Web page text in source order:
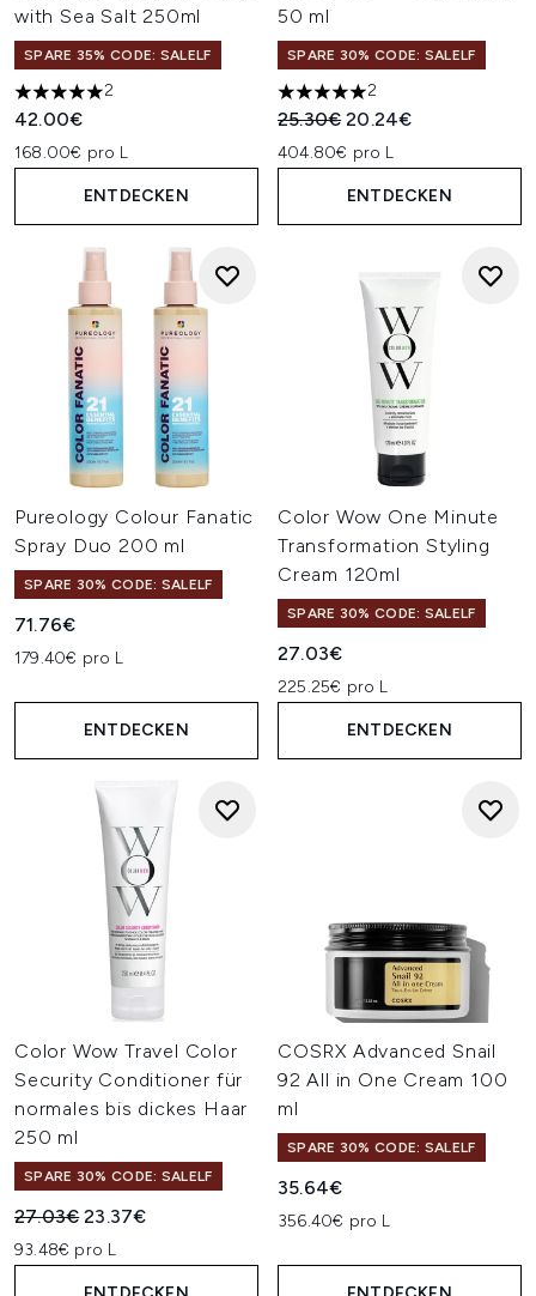
with Sea Salt 250ml
SPARE 35% CODE: SALELF
5 stars out of a maximum of 5
2
42.00€
168.00€ pro L
ENTDECKEN
50 ml
SPARE 30% CODE: SALELF
5 stars out of a maximum of
2
Unverbindliche
25.30€Aktueller Preis:
20.24€
404.80€ pro L
ENTDECKEN
Pureology Colour Fanatic
Spray Duo 200 ml
SPARE 30% CODE: SALELF
71.76€
179.40€ pro L
ENTDECKEN
Color Wow One Minute
Transformation Styling
Cream 120ml
SPARE 30% CODE: SALELF
27.03€
225.25€ pro L
ENTDECKEN
Color Wow Travel Color
Security Conditioner für
normales bis dickes Haar
250 ml
SPARE 30% CODE: SALELF
Unverbindliche Preisempfehlung:
27.03€Aktueller Preis:
23.37€
93.48€ pro L
COSRX Advanced Snail
92 All in One Cream 100
ml
SPARE 30% CODE: SALELF
35.64€
356.40€ pro L